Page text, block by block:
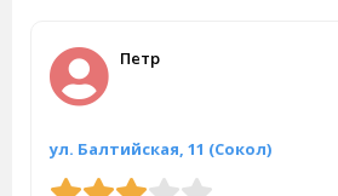
Петр
ул. Балтийская, 11 (Сокол)